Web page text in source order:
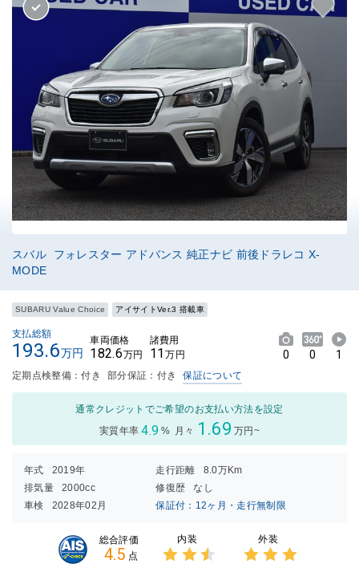
スバル フォレスター アドバンス 純正ナビ 前後ドラレコ X-
MODE
SUBARU Value Choice アイサイトVer.3 搭載車
支払総額
193.6万円
車両価格
182.6万円
諸費用
11 万円 0 0 1
定期点検整備：付き 部分保証：付き 保証について
通常クレジットでご希望のお支払い方法を設定
実質年率 4.9 % 月々 1.69 万円~
年式 2019年 走行距離
8.0万Km
排気量
2000cc 修復歴
なし
車検
2028年02月 保証付：12ヶ月・走行無制限
総合評価
4.5 点
内装 外装